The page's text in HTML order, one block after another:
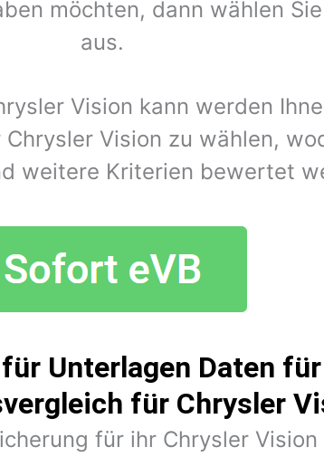
möchten, dann wählen
aus.
Vision kann werden
Vision zu wählen,
weitere Kriterien bewertet
Unterlagen Daten
für Chrysler
für ihr Chrysler